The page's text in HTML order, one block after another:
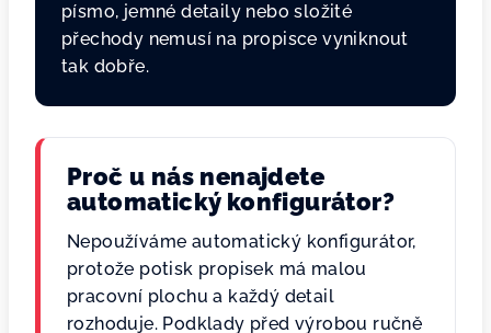
písmo, jemné detaily nebo složité
přechody nemusí na propisce vyniknout
tak dobře.
Proč u nás nenajdete
automatický konfigurátor?
Nepoužíváme automatický konfigurátor,
protože potisk propisek má malou
pracovní plochu a každý detail
rozhoduje. Podklady před výrobou ručně